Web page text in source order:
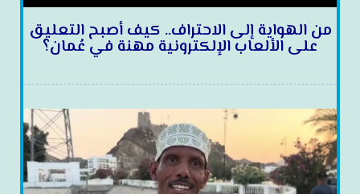
من الهواية إلى الاحتراف.. كيف أصبح التعليق
على الألعاب الإلكترونية مهنة في عُمان؟